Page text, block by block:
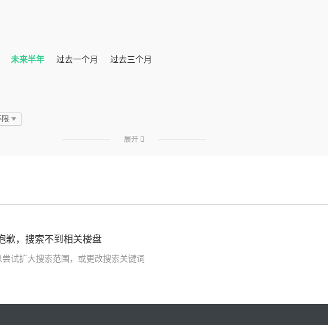
未来半年 过去一个月 过去三个月
限
展开 
歉，搜索不到相关楼盘
尝试扩大搜索范围，或更改搜索关键词